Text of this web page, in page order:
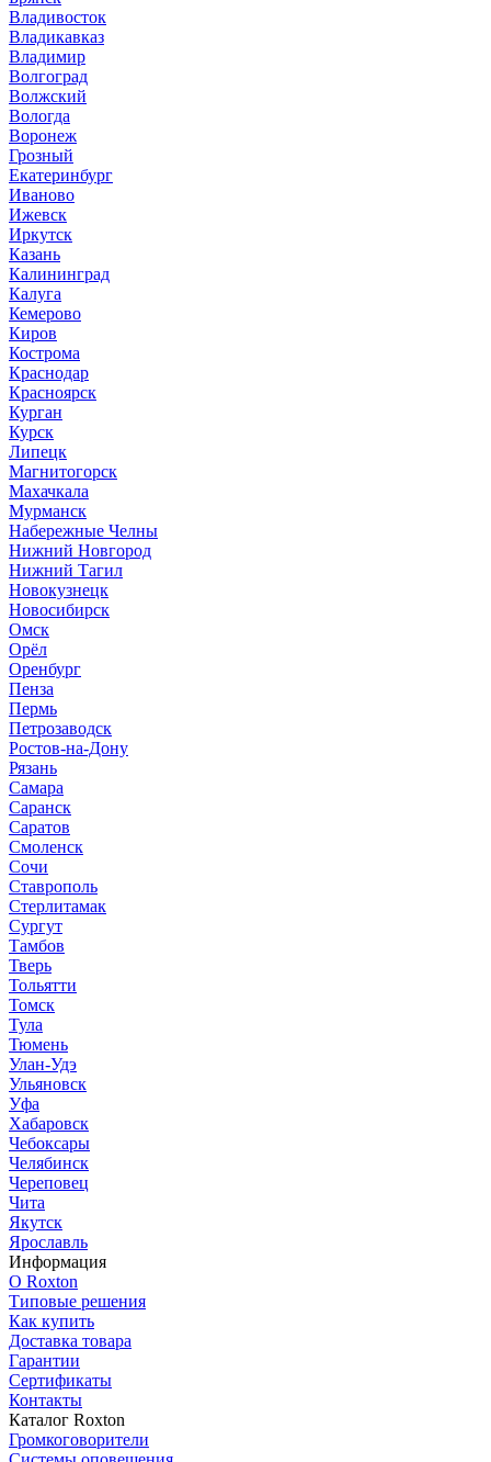
Владивосток
Владикавказ
Владимир
Волгоград
Волжский
Вологда
Воронеж
Грозный
Екатеринбург
Иваново
Ижевск
Иркутск
Казань
Калининград
Калуга
Кемерово
Киров
Кострома
Краснодар
Красноярск
Курган
Курск
Липецк
Магнитогорск
Махачкала
Мурманск
Набережные Челны
Нижний Новгород
Нижний Тагил
Новокузнецк
Новосибирск
Омск
Орёл
Оренбург
Пенза
Пермь
Петрозаводск
Ростов-на-Дону
Рязань
Самара
Саранск
Саратов
Смоленск
Сочи
Ставрополь
Стерлитамак
Сургут
Тамбов
Тверь
Тольятти
Томск
Тула
Тюмень
Улан-Удэ
Ульяновск
Уфа
Хабаровск
Чебоксары
Челябинск
Череповец
Чита
Якутск
Ярославль
Информация
О Roxton
Типовые решения
Как купить
Доставка товара
Гарантии
Сертификаты
Контакты
Каталог Roxton
Громкоговорители